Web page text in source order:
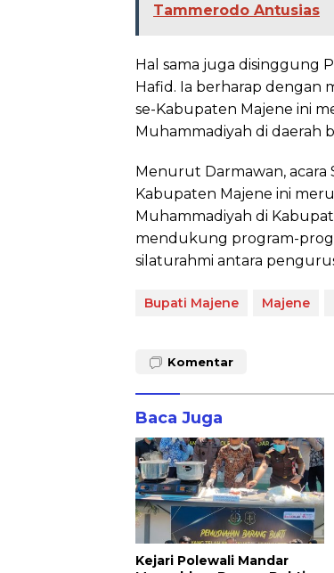
Tammerodo Antusias
Hal sama juga disinggung
Hafid. Ia berharap dengan
se-Kabupaten Majene ini
Muhammadiyah di daerah
Menurut Darmawan, acara
Kabupaten Majene ini
Muhammadiyah di
mendukung program-
silaturahmi antara
Bupati Majene Majene
Komentar
Baca Juga
Kejari Polewali Mandar